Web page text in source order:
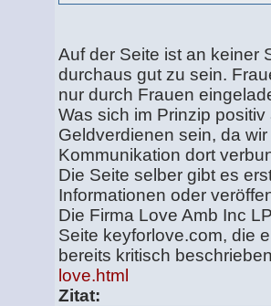
Auf der Seite ist an keiner
durchaus gut zu sein.
nur durch Frauen
Was sich im Prinzip
Geldverdienen sein, da
Kommunikation dort
Die Seite selber gibt es
Informationen oder
Die Firma Love Amb Inc
Seite keyforlove.com, die
bereits kritisch
love.html
Zitat: